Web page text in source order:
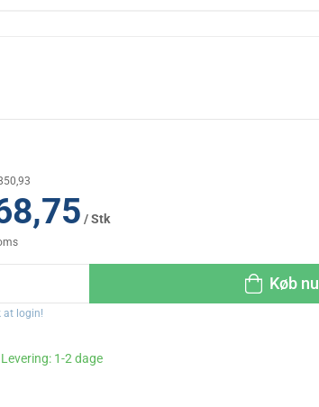
/ Stk
Køb nu
at login!
Levering: 1-2 dage